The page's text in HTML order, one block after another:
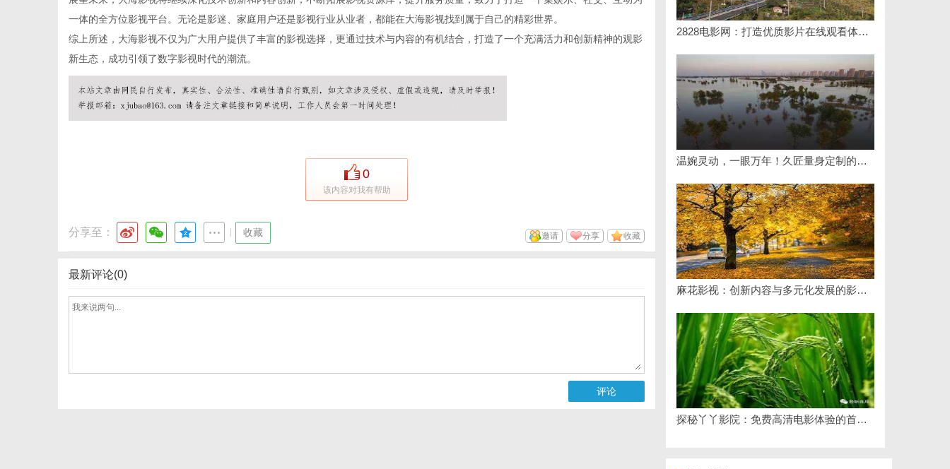
一体的全方位影视平台。无论是影迷、家庭用户还是影视行业从业者，都能在大海影视找到属于自己的精彩世界。
综上所述，大海影视不仅为广大用户提供了丰富的影视选择，更通过技术与内容的有机结合，打造了一个充满活力和创新精神的观影
新生态，成功引领了数字影视时代的潮流。
0
该内容对我有帮助
分享至： 收藏 收藏
分享
邀请
最新评论(0)
评论
2828电影网：打造优质影片在线观看体验的全新平台
温婉灵动，一眼万年！久匠量身定制的眉眼唇，才是你整张脸的点睛之笔！淡颜系女生的气质加分项
麻花影视：创新内容与多元化发展的影视新势力
探秘丫丫影院：免费高清电影体验的首选平台